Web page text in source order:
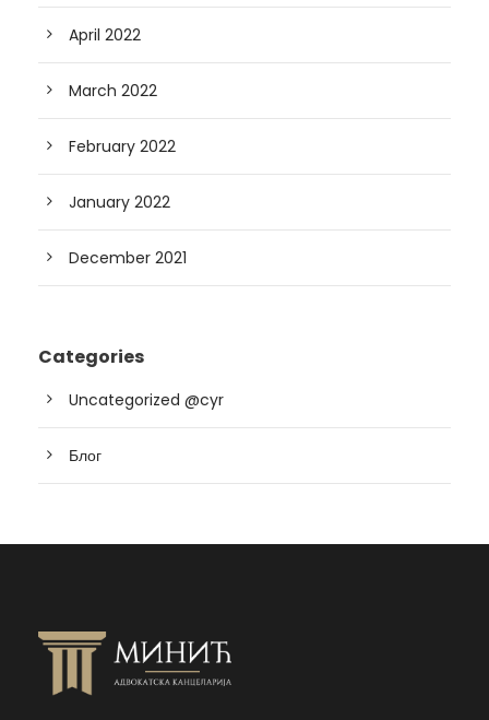
April 2022
March 2022
February 2022
January 2022
December 2021
Categories
Uncategorized @cyr
Блог